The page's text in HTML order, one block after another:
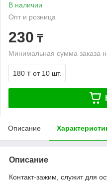
В наличии
Опт и розница
230 ₸
Минимальная сумма заказа
180 ₸ от 10 шт.
Описание
Описание
Контакт-зажим, служит для